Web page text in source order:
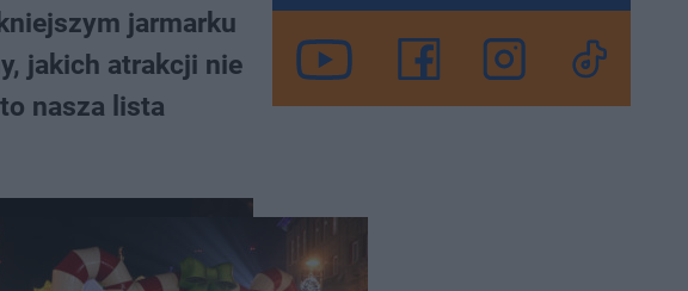
jarmarku
jakich atrakcji nie
nasza lista